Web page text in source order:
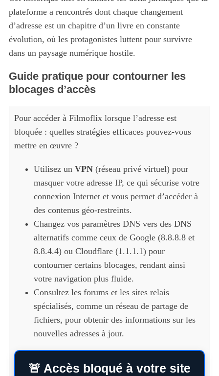
plateforme a rencontrés dont chaque changement
d’adresse est un chapitre d’un livre en constante
évolution, où les protagonistes luttent pour survivre
dans un paysage numérique hostile.
Guide pratique pour contourner les
blocages d’accès
Pour accéder à Filmoflix lorsque l’adresse est
bloquée : quelles stratégies efficaces pouvez-vous
mettre en œuvre ?
Utilisez un VPN(réseau privé virtuel) pour
masquer votre adresse IP, ce qui sécurise votre
connexion Internet et vous permet d’accéder à
des contenus géo-restreints.
Changez vos paramètres DNS vers des DNS
alternatifs comme ceux de Google (8.8.8.8 et
8.8.4.4) ou Cloudflare (1.1.1.1) pour
contourner certains blocages, rendant ainsi
votre navigation plus fluide.
Consultez les forums et les sites relais
spécialisés, comme un réseau de partage de
fichiers, pour obtenir des informations sur les
nouvelles adresses à jour.
🚨 Accès bloqué à votre site